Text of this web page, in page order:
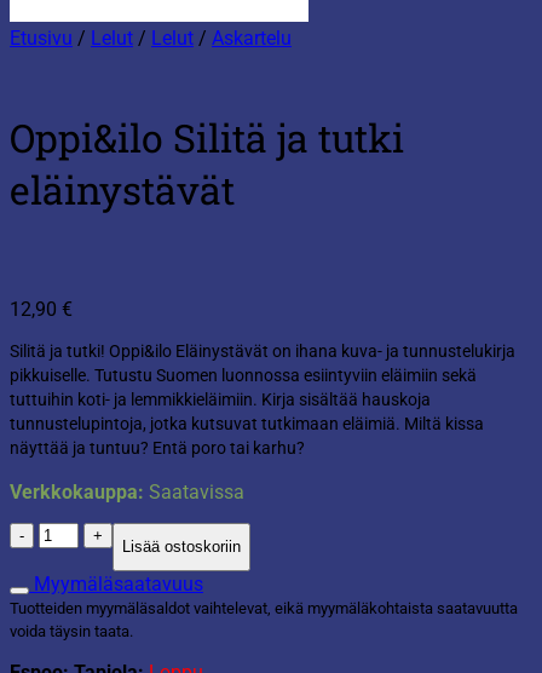
Etusivu / Lelut / Lelut / Askartelu
Oppi&ilo Silitä ja tutki
eläinystävät
12,90 €
Silitä ja tutki! Oppi&ilo Eläinystävät on ihana kuva- ja tunnustelukirja
pikkuiselle. Tutustu Suomen luonnossa esiintyviin eläimiin sekä
tuttuihin koti- ja lemmikkieläimiin. Kirja sisältää hauskoja
tunnustelupintoja, jotka kutsuvat tutkimaan eläimiä. Miltä kissa
näyttää ja tuntuu? Entä poro tai karhu?
Verkkokauppa: Saatavissa
Oppi&ilo
Silitä
ja
tutki
eläinystävät
määrä
Lisää ostoskoriin
Myymäläsaatavuus
Tuotteiden myymäläsaldot vaihtelevat, eikä myymäläkohtaista saatavuutta
voida täysin taata.